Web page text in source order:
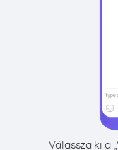
Válassza ki a